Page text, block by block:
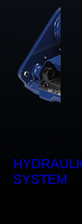
SYSTEM